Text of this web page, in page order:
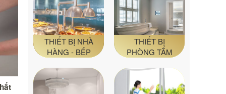
THIẾT BỊ NHÀ
HÀNG - BẾP
THIẾT BỊ
PHÒNG TẮM